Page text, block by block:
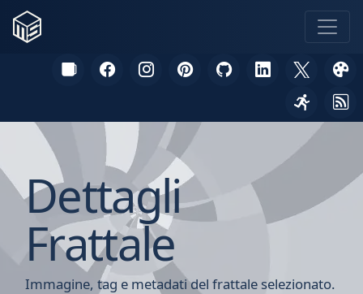
Dettagli
Frattale
Immagine, tag e metadati del frattale selezionato.